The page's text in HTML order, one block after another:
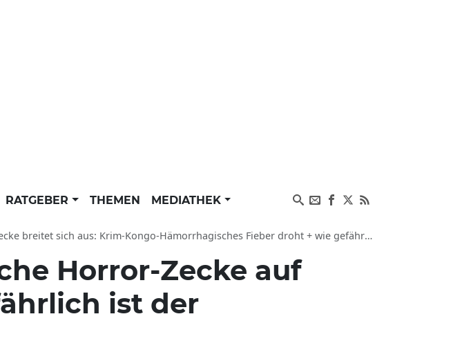
RATGEBER THEMEN MEDIATHEK
sich aus: Krim-Kongo-Hämorrhagisches Fieber droht + wie gefährlich ist Zecke?
Horror-Zecke auf
ist der